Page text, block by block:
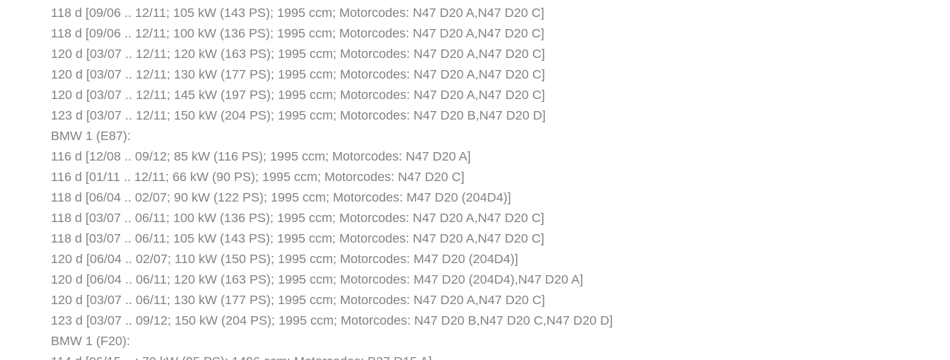
118 d [09/06 .. 12/11; 105 kW (143 PS); 1995 ccm; Motorcodes: N47 D20 A,N47 D20 C]
118 d [09/06 .. 12/11; 100 kW (136 PS); 1995 ccm; Motorcodes: N47 D20 A,N47 D20 C]
120 d [03/07 .. 12/11; 120 kW (163 PS); 1995 ccm; Motorcodes: N47 D20 A,N47 D20 C]
120 d [03/07 .. 12/11; 130 kW (177 PS); 1995 ccm; Motorcodes: N47 D20 A,N47 D20 C]
120 d [03/07 .. 12/11; 145 kW (197 PS); 1995 ccm; Motorcodes: N47 D20 A,N47 D20 C]
123 d [03/07 .. 12/11; 150 kW (204 PS); 1995 ccm; Motorcodes: N47 D20 B,N47 D20 D]
BMW 1 (E87):
116 d [12/08 .. 09/12; 85 kW (116 PS); 1995 ccm; Motorcodes: N47 D20 A]
116 d [01/11 .. 12/11; 66 kW (90 PS); 1995 ccm; Motorcodes: N47 D20 C]
118 d [06/04 .. 02/07; 90 kW (122 PS); 1995 ccm; Motorcodes: M47 D20 (204D4)]
118 d [03/07 .. 06/11; 100 kW (136 PS); 1995 ccm; Motorcodes: N47 D20 A,N47 D20 C]
118 d [03/07 .. 06/11; 105 kW (143 PS); 1995 ccm; Motorcodes: N47 D20 A,N47 D20 C]
120 d [06/04 .. 02/07; 110 kW (150 PS); 1995 ccm; Motorcodes: M47 D20 (204D4)]
120 d [06/04 .. 06/11; 120 kW (163 PS); 1995 ccm; Motorcodes: M47 D20 (204D4),N47 D20 A]
120 d [03/07 .. 06/11; 130 kW (177 PS); 1995 ccm; Motorcodes: N47 D20 A,N47 D20 C]
123 d [03/07 .. 09/12; 150 kW (204 PS); 1995 ccm; Motorcodes: N47 D20 B,N47 D20 C,N47 D20 D]
BMW 1 (F20):